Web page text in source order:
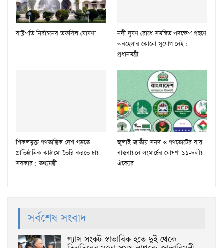
রাষ্ট্রপতি নির্বাচনের তফসিল ঘোষণা
নদী দূষণ রোধে সমন্বিত পদক্ষেপ গ্রহণে
অবহেলার কোনো সুযোগ নেই :
প্রধানমন্ত্রী
শিকলমুক্ত গণতান্ত্রিক দেশ গড়তে
প্রাতিষ্ঠানিক কাঠামো তৈরি করতে চায়
সরকার : তথ্যমন্ত্রী
জুলাই জাতীয় সনদ ও গণভোটের রায়
বাস্তবায়নে লংমার্চের ঘোষণা ১১-দলীয়
ঐক্যের
সর্বশেষ সংবাদ
গ্যাস সংকট স্বাভাবিক হতে দুই থেকে